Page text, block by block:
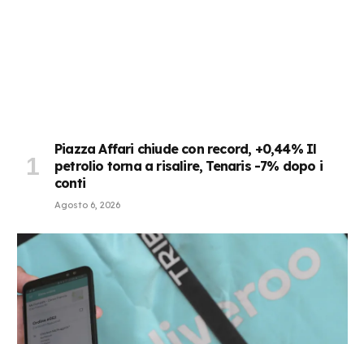
Piazza Affari chiude con record, +0,44% Il
petrolio torna a risalire, Tenaris -7% dopo i
conti
Agosto 6, 2026